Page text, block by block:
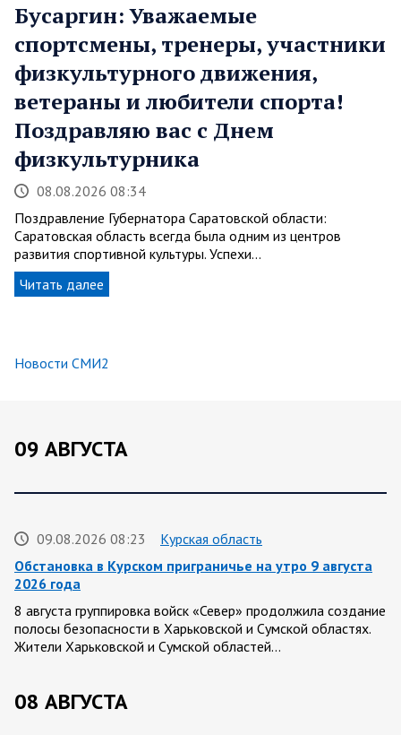
Бусаргин: Уважаемые
спортсмены, тренеры, участники
физкультурного движения,
ветераны и любители спорта!
Поздравляю вас с Днем
физкультурника
08.08.2026 08:34
Поздравление Губернатора Саратовской области:
Саратовская область всегда была одним из центров
развития спортивной культуры. Успехи…
Читать далее
Новости СМИ2
09 АВГУСТА
09.08.2026 08:23
Курская область
Обстановка в Курском приграничье на утро 9 августа
2026 года
8 августа группировка войск «Север» продолжила создание
полосы безопасности в Харьковской и Сумской областях.
Жители Харьковской и Сумской областей…
08 АВГУСТА